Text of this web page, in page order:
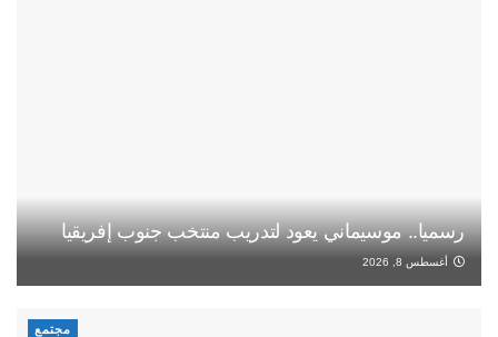
رسميا.. موسيماني يعود لتدريب منتخب جنوب إفريقيا
أغسطس 8, 2026
مجتمع